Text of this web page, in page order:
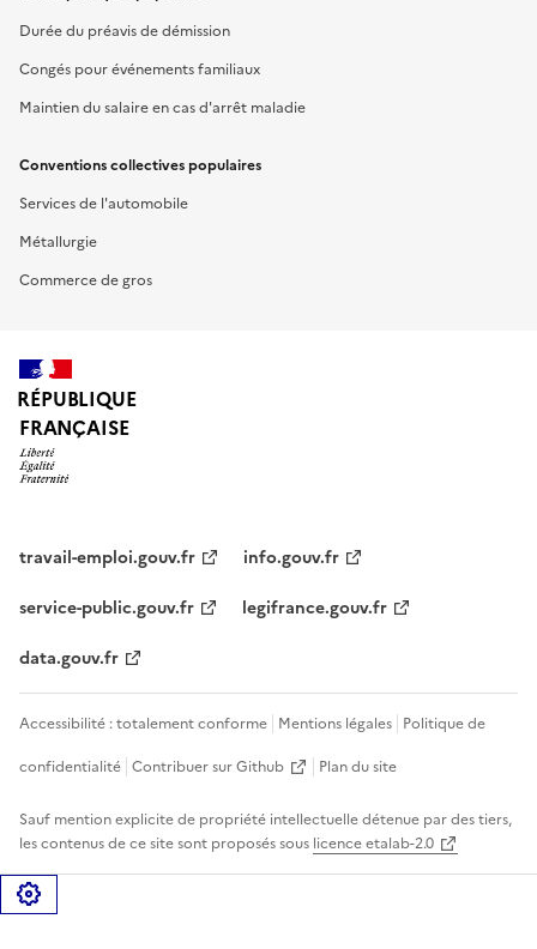
Durée du préavis de démission
Congés pour événements familiaux
Maintien du salaire en cas d'arrêt maladie
Conventions collectives populaires
Services de l'automobile
Métallurgie
Commerce de gros
RÉPUBLIQUE
FRANÇAISE
travail-emploi.gouv.fr
info.gouv.fr
service-public.gouv.fr
legifrance.gouv.fr
data.gouv.fr
Accessibilité : totalement conforme Mentions légales Politique de
confidentialité Contribuer sur Github Plan du site
Sauf mention explicite de propriété intellectuelle détenue par des tiers,
les contenus de ce site sont proposés sous licence etalab-2.0
Gérer les cookies